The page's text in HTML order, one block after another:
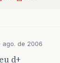
ago. de 2006
d+